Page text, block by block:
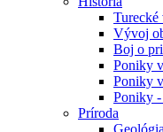
Turecké
Vývoj
Boj o
Poniky
Poniky
Poniky
Príroda
Geológia